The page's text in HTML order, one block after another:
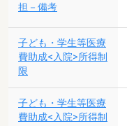
担－備考
子ども・学生等医療
費助成<入院>所得制
限
子ども・学生等医療
費助成<入院>所得制